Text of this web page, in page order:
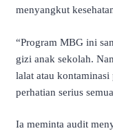
menyangkut
“Program MBG ini
gizi anak sekolah.
lalat atau kontaminasi
perhatian serius
Ia meminta audit